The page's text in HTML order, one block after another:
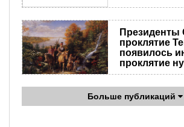
проклятие
появилось
проклятие
Больше публикаций